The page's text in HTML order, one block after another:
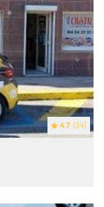
4.7 (34)